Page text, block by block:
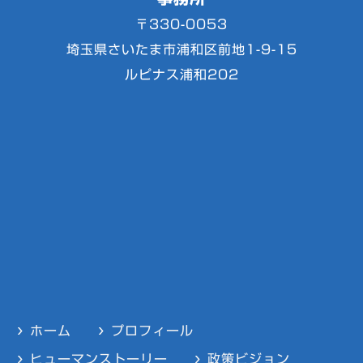
〒330-0053
埼玉県さいたま市浦和区前地1-9-15
ルピナス浦和202
ホーム プロフィール
ヒューマンストーリー 政策ビジョン